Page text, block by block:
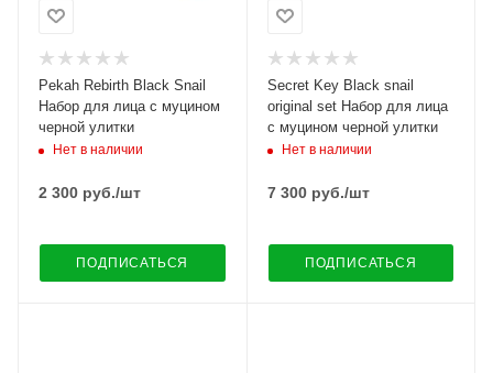
Pekah Rebirth Black Snail
Набор для лица с муцином
черной улитки
Нет в наличии
2 300 руб./шт
ПОДПИСАТЬСЯ
Secret Key Black snail
original set Набор для лица
с муцином черной улитки
Нет в наличии
7 300руб./шт
ПОДПИСАТЬСЯ